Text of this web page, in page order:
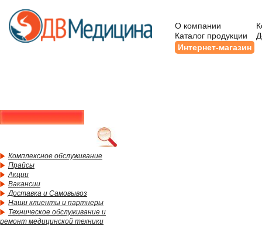
О компании
Каталог продукции
Интернет-магазин
Комплексное обслуживание
Прайсы
Акции
Вакансии
Доставка и Самовывоз
Наши клиенты и партнеры
Техническое обслуживание и
ремонт медицинской техники